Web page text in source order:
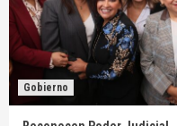
Gobierno